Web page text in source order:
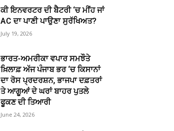
ਕੀ ਇਨਵਰਟਰ ਦੀ ਬੈਟਰੀ ‘ਚ ਮੀਂਹ ਜਾਂ
AC ਦਾ ਪਾਣੀ ਪਾਉਣਾ ਸੁਰੱਖਿਅਤ?
July 19, 2026
ਭਾਰਤ-ਅਮਰੀਕਾ ਵਪਾਰ ਸਮਝੌਤੇ
ਖ਼ਿਲਾਫ਼ ਅੱਜ ਪੰਜਾਬ ਭਰ ‘ਚ ਕਿਸਾਨਾਂ
ਦਾ ਰੋਸ ਪ੍ਰਦਰਸ਼ਨ, ਭਾਜਪਾ ਦਫ਼ਤਰਾਂ
ਤੇ ਆਗੂਆਂ ਦੇ ਘਰਾਂ ਬਾਹਰ ਪੁਤਲੇ
ਫੂਕਣ ਦੀ ਤਿਆਰੀ
June 24, 2026